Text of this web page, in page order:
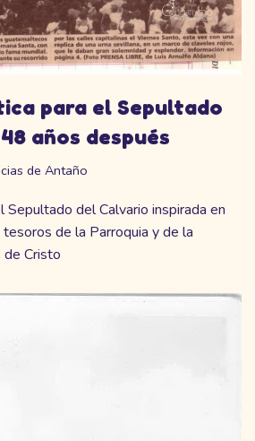
para el Sepultado
años después
de Antaño
Sepultado del Calvario inspirada en
de la Parroquia y de la
de Cristo